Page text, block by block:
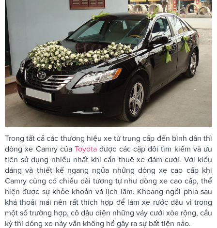
Trong tất cả các thương hiệu xe từ trung cấp đến bình dân thì
dòng xe Camry của Toyota được các cặp đôi tìm kiếm và ưu
tiên sử dụng nhiều nhất khi cần thuê xe đám cưới. Với kiểu
dáng và thiết kế ngang ngửa những dòng xe cao cấp khi
Camry cũng có chiều dài tương tự như dòng xe cao cấp, thể
hiện được sự khỏe khoắn và lịch lãm. Khoang ngồi phía sau
khá thoải mái nên rất thích hợp để làm xe rước dâu vì trong
một số trường hợp, cô dâu diện những váy cưới xòe rộng, cầu
kỳ thì dòng xe này vẫn không hề gây ra sự bất tiện nào.